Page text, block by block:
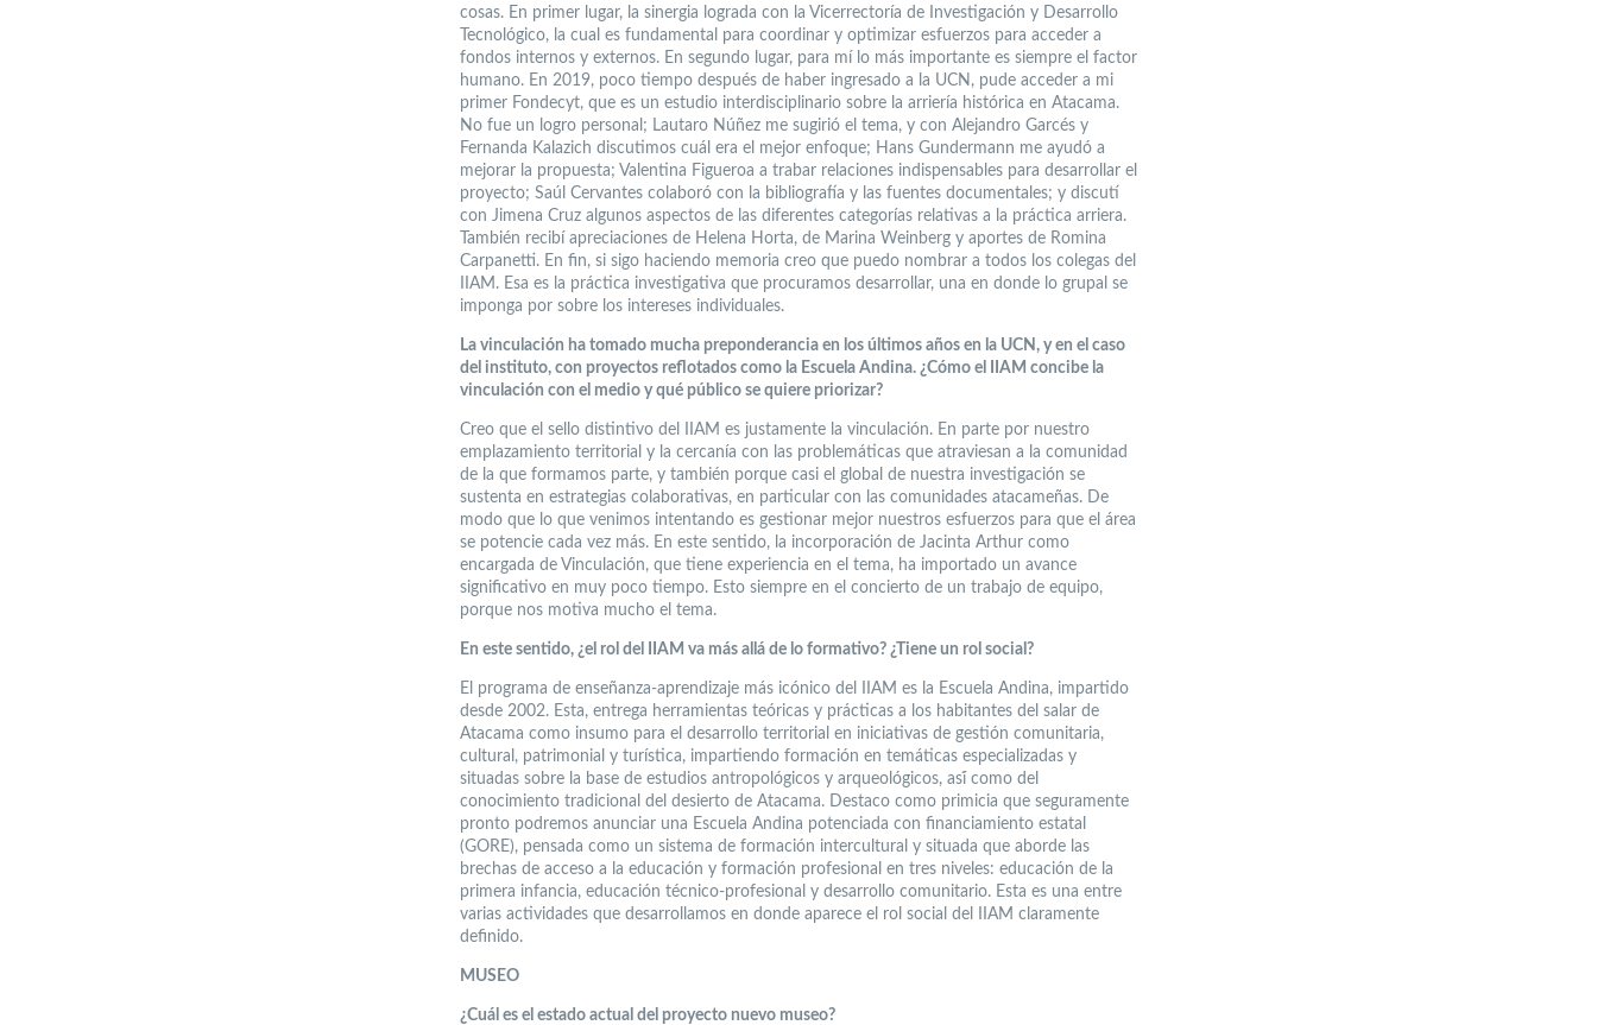
cosas. En primer lugar, la sinergia lograda con la Vicerrectoría de Investigación y Desarrollo
Tecnológico, la cual es fundamental para coordinar y optimizar esfuerzos para acceder a
fondos internos y externos. En segundo lugar, para mí lo más importante es siempre el factor
humano. En 2019, poco tiempo después de haber ingresado a la UCN, pude acceder a mi
primer Fondecyt, que es un estudio interdisciplinario sobre la arriería histórica en Atacama.
No fue un logro personal; Lautaro Núñez me sugirió el tema, y con Alejandro Garcés y
Fernanda Kalazich discutimos cuál era el mejor enfoque; Hans Gundermann me ayudó a
mejorar la propuesta; Valentina Figueroa a trabar relaciones indispensables para desarrollar el
proyecto; Saúl Cervantes colaboró con la bibliografía y las fuentes documentales; y discutí
con Jimena Cruz algunos aspectos de las diferentes categorías relativas a la práctica arriera.
También recibí apreciaciones de Helena Horta, de Marina Weinberg y aportes de Romina
Carpanetti. En fin, si sigo haciendo memoria creo que puedo nombrar a todos los colegas del
IIAM. Esa es la práctica investigativa que procuramos desarrollar, una en donde lo grupal se
imponga por sobre los intereses individuales.
La vinculación ha tomado mucha preponderancia en los últimos años en la UCN, y en el caso
del instituto, con proyectos reflotados como la Escuela Andina. ¿Cómo el IIAM concibe la
vinculación con el medio y qué público se quiere priorizar?
Creo que el sello distintivo del IIAM es justamente la vinculación. En parte por nuestro
emplazamiento territorial y la cercanía con las problemáticas que atraviesan a la comunidad
de la que formamos parte, y también porque casi el global de nuestra investigación se
sustenta en estrategias colaborativas, en particular con las comunidades atacameñas. De
modo que lo que venimos intentando es gestionar mejor nuestros esfuerzos para que el área
se potencie cada vez más. En este sentido, la incorporación de Jacinta Arthur como
encargada de Vinculación, que tiene experiencia en el tema, ha importado un avance
significativo en muy poco tiempo. Esto siempre en el concierto de un trabajo de equipo,
porque nos motiva mucho el tema.
En este sentido, ¿el rol del IIAM va más allá de lo formativo? ¿Tiene un rol social?
El programa de enseñanza-aprendizaje más icónico del IIAM es la Escuela Andina, impartido
desde 2002. Esta, entrega herramientas teóricas y prácticas a los habitantes del salar de
Atacama como insumo para el desarrollo territorial en iniciativas de gestión comunitaria,
cultural, patrimonial y turística, impartiendo formación en temáticas especializadas y
situadas sobre la base de estudios antropológicos y arqueológicos, así́ como del
conocimiento tradicional del desierto de Atacama. Destaco como primicia que seguramente
pronto podremos anunciar una Escuela Andina potenciada con financiamiento estatal
(GORE), pensada como un sistema de formación intercultural y situada que aborde las
brechas de acceso a la educación y formación profesional en tres niveles: educación de la
primera infancia, educación técnico-profesional y desarrollo comunitario. Esta es una entre
varias actividades que desarrollamos en donde aparece el rol social del IIAM claramente
definido.
MUSEO
¿Cuál es el estado actual del proyecto nuevo museo?